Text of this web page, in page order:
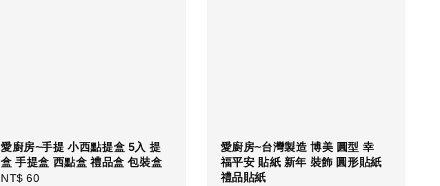
愛廚房~手提 小西點提盒 5入 提
盒 手提盒 西點盒 禮品盒 包裝盒
Regular
NT$ 60
愛廚房~台灣製造 博美 圓型 幸
福平安 貼紙 新年 裝飾 圓形貼紙
禮品貼紙